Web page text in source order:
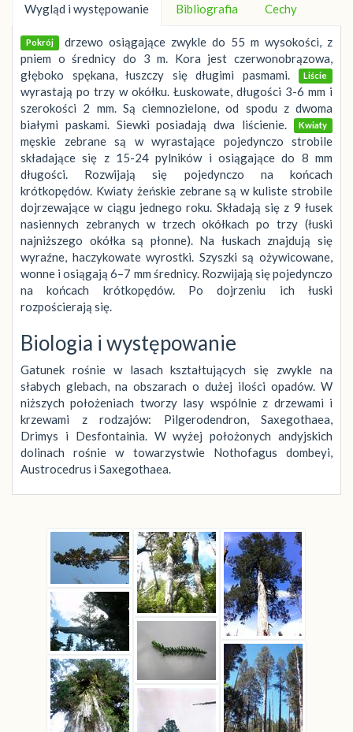
Wygląd i występowanie Bibliografia Cechy
Pokrój drzewo osiągające zwykle do 55 m wysokości, z
pniem o średnicy do 3 m. Kora jest czerwonobrązowa,
głęboko spękana, łuszczy się długimi pasmami.
Liście
wyrastają po trzy w okółku. Łuskowate, długości 3-6 mm i
szerokości 2 mm. Są ciemnozielone, od spodu z dwoma
białymi paskami. Siewki posiadają dwa liścienie.
Kwiaty
męskie zebrane są w wyrastające pojedynczo strobile
składające się z 15-24 pylników i osiągające do 8 mm
długości. Rozwijają się pojedynczo na końcach
krótkopędów. Kwiaty żeńskie zebrane są w kuliste strobile
dojrzewające w ciągu jednego roku. Składają się z 9 łusek
nasiennych zebranych w trzech okółkach po trzy (łuski
najniższego okółka są płonne). Na łuskach znajdują się
wyraźne, haczykowate wyrostki. Szyszki są ożywicowane,
wonne i osiągają 6–7 mm średnicy. Rozwijają się pojedynczo
na końcach krótkopędów. Po dojrzeniu ich łuski
rozpościerają się.
Biologia i występowanie
Gatunek rośnie w lasach kształtujących się zwykle na
słabych glebach, na obszarach o dużej ilości opadów. W
niższych położeniach tworzy lasy wspólnie z drzewami i
krzewami z rodzajów: Pilgerodendron, Saxegothaea,
Drimys i Desfontainia. W wyżej położonych andyjskich
dolinach rośnie w towarzystwie Nothofagus dombeyi,
Austrocedrus i Saxegothaea.